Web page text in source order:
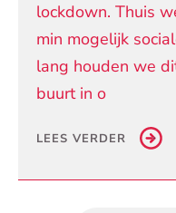
lockdown. Thuis
min mogelijk
lang houden we
buurt in o
LEES VERDER